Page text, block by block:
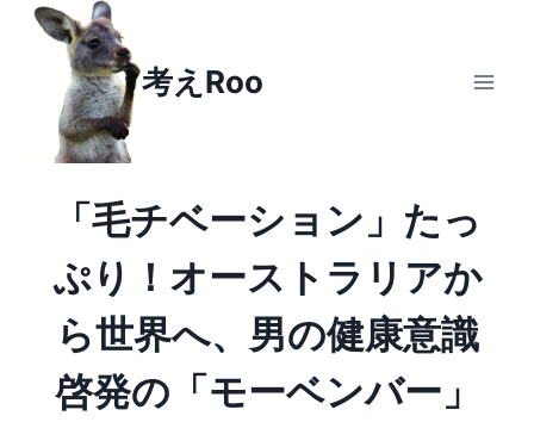
Skip
content
考えRoo
「毛チベーション」たっ
ぷり！オーストラリアか
ら世界へ、男の健康意識
啓発の「モーベンバー」